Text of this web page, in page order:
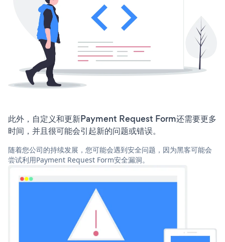
此外，自定义和更新Payment Request Form还需要更多
时间，并且很可能会引起新的问题或错误。
随着您公司的持续发展，您可能会遇到安全问题，因为黑客可能会
尝试利用Payment Request Form安全漏洞。